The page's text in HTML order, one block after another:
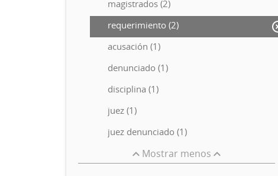
magistrados (2)
requerimiento (2)
acusación (1)
denunciado (1)
disciplina (1)
juez (1)
juez denunciado (1)
Mostrar menos